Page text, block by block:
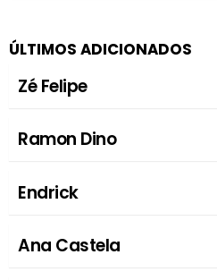
ÚLTIMOS ADICIONADOS
Zé Felipe
Ramon Dino
Endrick
Ana Castela